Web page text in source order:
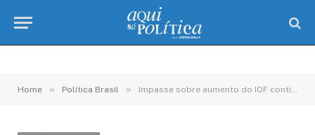
Home » Política Brasil » Impasse sobre aumento do IOF continua após audiência no STF